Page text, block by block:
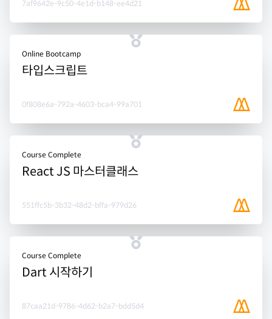
7af9642e-9c50-4e1d-b148-ee4d21
Online Bootcamp
타입스크립트
0f808e6a-792a-4603-bca4-99a701
Course Complete
React JS 마스터클래스
551ffc5b-3b32-48d2-bffa-979d26
Course Complete
Dart 시작하기
87caa21d-9786-4d62-b2a7-bdd5d4